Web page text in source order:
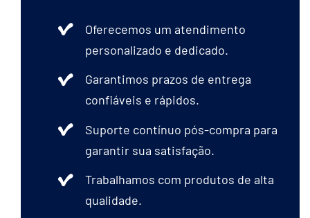
Oferecemos um atendimento
personalizado e dedicado.
Garantimos prazos de entrega
confiáveis e rápidos.
Suporte contínuo pós-compra para
garantir sua satisfação.
Trabalhamos com produtos de alta
qualidade.